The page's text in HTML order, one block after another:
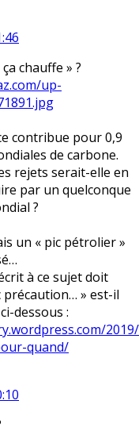
chauffe » ?
up-
contribue pour 0,9
de carbone.
rejets serait-elle en
par un quelconque
?
un « pic pétrolier »
à ce sujet doit
précaution… » est-il
dessous :
quand/